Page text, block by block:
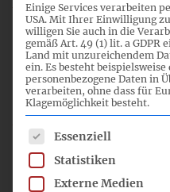
13
13:15
DRS 16
Einige Services verarbeiten
USA. Mit Ihrer Einwilligung
willigen Sie auch in die
gemäß Art. 49 (1) lit. a GDPR
Land mit unzureichendem
ein. Es besteht
personenbezogene Daten in
verarbeiten, ohne dass für
Klagemöglichkeit besteht.
Es folgt eine Liste der
Essenziell
Statistiken
Externe Medien